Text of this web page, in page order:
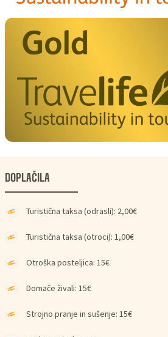
DOPLAČILA
Turistična taksa (odrasli): 2,00€
Turistična taksa (otroci): 1,00€
Otroška posteljica: 15€
Domače živali: 15€
Strojno pranje in sušenje: 15€